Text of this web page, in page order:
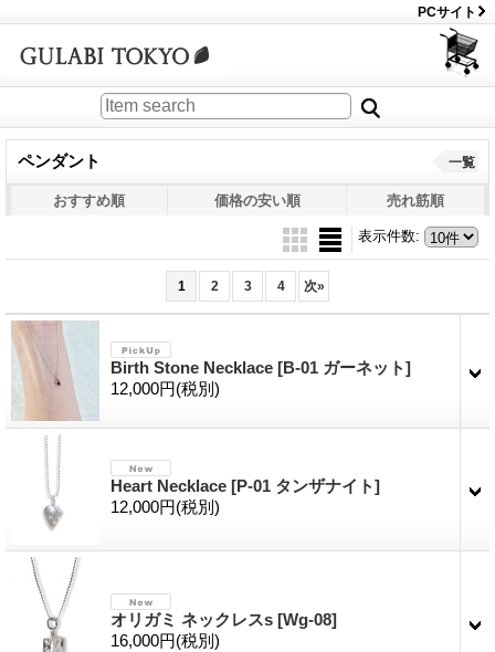
PCサイト
ペンダント 一覧
おすすめ順 価格の安い順 売れ筋順
表示件数:
1 2 3 4 次»
Birth Stone Necklace [B-01 ガーネット]
12,000円(税別)
Heart Necklace [P-01 タンザナイト]
12,000円(税別)
オリガミ ネックレスs [Wg-08]
16,000円(税別)